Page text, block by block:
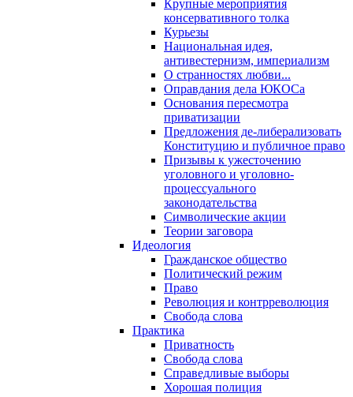
Крупные мероприятия
консервативного толка
Курьезы
Национальная идея,
антивестернизм, империализм
О странностях любви...
Оправдания дела ЮКОСа
Основания пересмотра
приватизации
Предложения де-либерализовать
Конституцию и публичное право
Призывы к ужесточению
уголовного и уголовно-
процессуального
законодательства
Символические акции
Теории заговора
Идеология
Гражданское общество
Политический режим
Право
Революция и контрреволюция
Свобода слова
Практика
Приватность
Свобода слова
Справедливые выборы
Хорошая полиция